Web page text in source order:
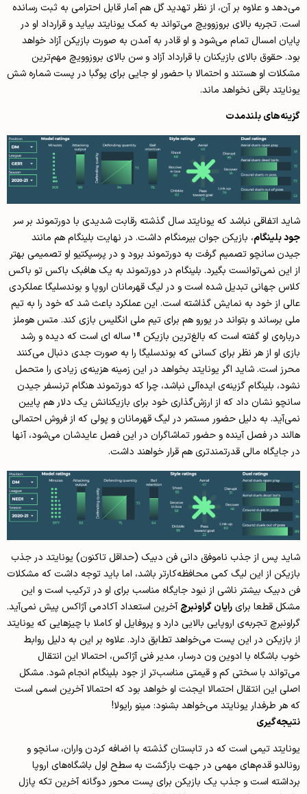
می‌دهد و علاوه بر آن، از نظر تهدید گل هم آمار قابل احترامی به ثبت رسانده
است. تجربه بالای بروزوویچ می‌تواند به کمک یونایتد بیاید و قرارداد او در
پایان امسال تمام می‌شود و او قادر به آمدن به صورت بازیکن آزاد خواهد
بود. حقوق بالای بازیکنان با قرارداد آزاد و سن بالای بروزوویچ مهم‌ترین
مشکلات او هستند و احتمالا با حضور او جایی برای پوگبا در پست شماره شش
یونایتد باقی نخواهد ماند.
گزینه‌های بلندمدت
شاید اتفاقی نباشد که یونایتد سال گذشته رقابت شدیدی با دورتموند بر سر
جود بلینگام، بازیکن جوان بیرمنگام داشت. در نهایت بلینگام هم مانند
جیدن سانچو تصمیم گرفت به دورتموند برود و در پرسپکتیو او تصمیمی بهتر
از این نمی‌توانست بگیرد. بلینگام در دورتموند به یک هافبک باکس تو باکس
کلاس جهانی تبدیل شده است و در لیگ قهرمانان اروپا و بوندسلیگا عملکردی
عالی از خود به نمایش گذاشته است. این عملکرد باعث شد که خود را به تیم
ملی برساند و بتواند در یورو هم برای تیم ملی انگلیس بازی کند. متس هوملز
درباره‌ی او گفته است که بالغ‌ترین بازیکن 18 ساله ای است که دیده و رشد
بازی او از هر نظر برای کسانی که بوندسلیگا را به صورت جدی دنبال می‌کنند
محرز است. شاید اگر یونایتد بخواهد در این زمینه هزینه‌ی زیادی را متحمل
نشود، بلینگام گزینه‌ی ایده‌آلی نباشد، چرا که دورتموند هنگام ترنسفر جیدن
سانچو نشان داد که از ارزش‌گذاری خود برای بازیکنانش یک دلار هم پایین
نمی‌آید. به دلیل حضور مستمر در لیگ قهرمانان و پولی که از فروش احتمالی
هالند در فصل آینده و حضور تماشاگران در این فصل عایدشان می‌شود، آنها
در جایگاه مالی قدرتمندتری هم قرار خواهند داشت.
شاید پس از جذب ناموفق دانی فن دبیک (حداقل تاکنون) یونایتد در جذب
بازیکن از این لیگ کمی محافظه‌کارتر باشد، اما باید توجه داشت که مشکلات
فن دبیک بیشتر ناشی از نبود جایگاه مناسب برای او در ترکیب است و این
مشکل قطعا برایرایان گراونبرچآخرین استعداد آکادمی آژاکس پیش نمی‌آید.
گراونبرچ تجربه‌ی اروپایی بالایی دارد و پروفایل او کاملا با چیزهایی که یونایتد
از بازیکن در این پست می‌خواهد تطابق دارد. علاوه بر این به دلیل روابط
خوب باشگاه با ادوین ون درسار، مدیر فنی آژاکس، احتمالا این انتقال
می‌تواند با سختی کم و قیمتی مناسب‌تر از جود بلینگام انجام شود. مشکل
اصلی این انتقال احتمالا ایجنت او خواهد بود که احتمالا آخرین اسمی است
که هر طرفدار یونایتد می‌خواهد بشنود: مینو رایولا!
نتیجه‌گیری
یونایتد تیمی است که در تابستان گذشته با اضافه کردن واران، سانچو و
رونالدو قدم‌های مهمی در جهت بازگشت به سطح اول باشگاه‌های اروپا
برداشته است و جذب یک بازیکن برای پست محور دوگانه آخرین تکه پازل